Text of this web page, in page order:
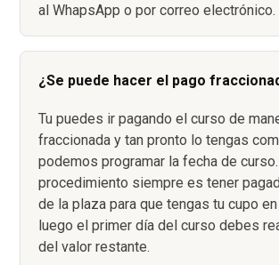
al WhapsApp o por correo electrónico.
¿Se puede hacer el pago
Tu puedes ir pagando el curso de
fraccionada y tan pronto lo tengas
podemos programar la fecha de
procedimiento siempre es tener
de la plaza para que tengas tu cupo
luego el primer día del curso debes
del valor restante.